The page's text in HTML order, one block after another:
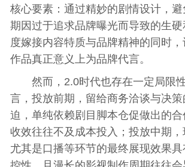
核心要素：通过精妙的剧情设计，
期因过于追求品牌曝光而导致的生
度嫁接内容特质与品牌精神的同时
作品真正意义上为品牌代言。
然而，2.0时代也存在一定局限
言，投放前期，留给商务洽谈与决
迫，单纯依赖剧目脚本仓促做出的
收效往往不及成本投入；投放中期
尤其是口播等环节的最终展现效果